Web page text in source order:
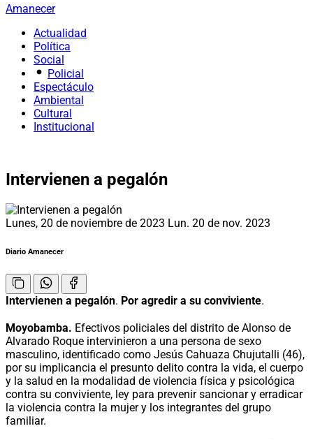
Amanecer
Actualidad
Política
Social
Policial
Espectáculo
Ambiental
Cultural
Institucional
Intervienen a pegalón
Lunes, 20 de noviembre de 2023 Lun. 20 de nov. 2023
Diario Amanecer
Intervienen a pegalón. Por agredir a su conviviente.
Moyobamba. Efectivos policiales del distrito de Alonso de
Alvarado Roque intervinieron a una persona de sexo
masculino, identificado como Jesús Cahuaza Chujutalli (46),
por su implicancia el presunto delito contra la vida, el cuerpo
y la salud en la modalidad de violencia física y psicológica
contra su conviviente, ley para prevenir sancionar y erradicar
la violencia contra la mujer y los integrantes del grupo
familiar.